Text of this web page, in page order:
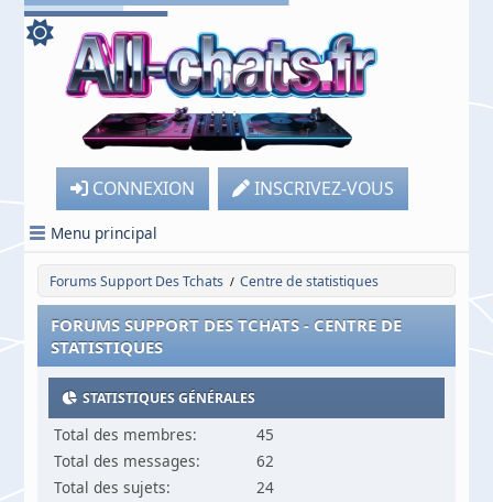
CONNEXION INSCRIVEZ-VOUS
Menu principal
Forums Support Des Tchats / Centre de statistiques
FORUMS SUPPORT DES TCHATS - CENTRE DE
STATISTIQUES
STATISTIQUES GÉNÉRALES
Total des membres:
45
Total des messages:
62
Total des sujets:
24